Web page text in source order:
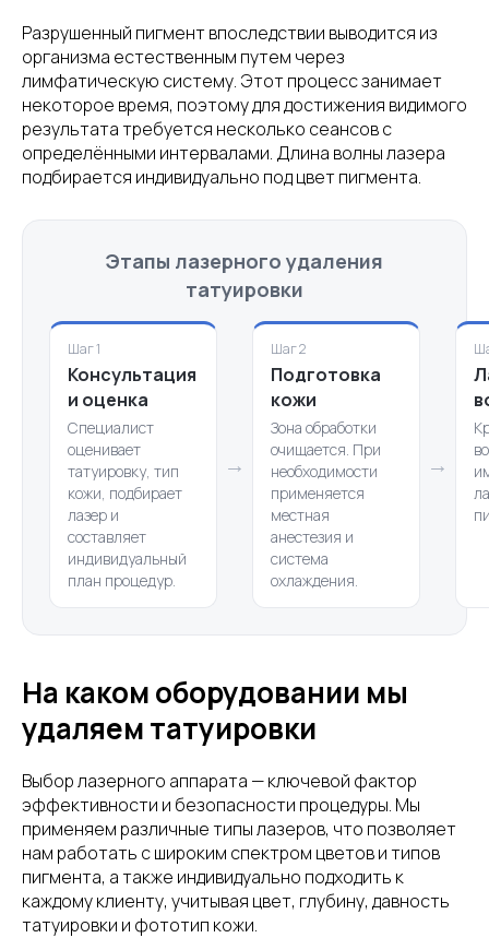
Разрушенный пигмент впоследствии выводится из
организма естественным путем через
лимфатическую систему. Этот процесс занимает
некоторое время, поэтому для достижения видимого
результата требуется несколько сеансов с
определёнными интервалами. Длина волны лазера
подбирается индивидуально под цвет пигмента.
Этапы лазерного удаления
татуировки
Шаг 1
Консультация
и оценка
Специалист
оценивает
татуировку, тип
кожи, подбирает
лазер и
составляет
индивидуальный
план процедур.
→
Шаг 2
Подготовка
кожи
Зона обработки
очищается. При
необходимости
применяется
местная
анестезия и
система
охлаждения.
→
На каком оборудовании мы
удаляем татуировки
Выбор лазерного аппарата — ключевой фактор
эффективности и безопасности процедуры. Мы
применяем различные типы лазеров, что позволяет
нам работать с широким спектром цветов и типов
пигмента, а также индивидуально подходить к
каждому клиенту, учитывая цвет, глубину, давность
татуировки и фототип кожи.